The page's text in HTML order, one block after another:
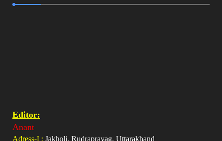
Editor:
Anant
Adress-I : Jakholi, Rudraprayag. Uttarakhand